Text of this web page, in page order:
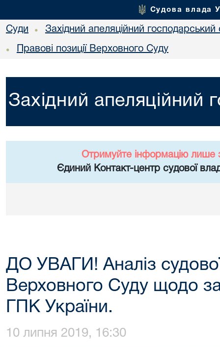
Судова влада
Суди • Західний апеляційний господарський
• Правові позиції Верховного Суду
Західний апеляційний
Отримуйте інформацію лише
Єдиний Контакт-центр судової
ДО УВАГИ! Аналіз
Верховного Суду щодо
ГПК України.
10 липня 2019, 16:30